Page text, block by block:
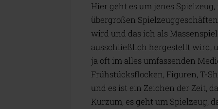
Hier geht es um jenes
übergroßen
wird und das ich als
ausschließlich hergestellt wird,
ja oft im alles umfassenden
Frühstücksflocken, Figuren, T-
und es ist ein Zeichen der Zeit,
Kurzum, es geht um Spielzeug,